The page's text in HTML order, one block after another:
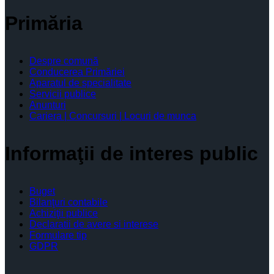
Primăria
Despre comună
Conducerea Primăriei
Aparatul de specialitate
Servicii publice
Anunturi
Cariera | Concursuri | Locuri de munca
Informaţii de interes public
Buget
Bilanţuri contabile
Achiziţii publice
Declaratii de avere si interese
Formulare tip
GDPR